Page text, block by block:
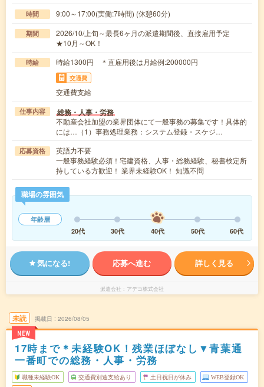
時間 9:00～17:00(実働:7時間) (休憩60分)
期間
2026/10/上旬～最長6ヶ月の派遣期間後、直接雇用予定
★10月～OK！
時給 時給1300円 ＊直雇用後は月給例:200000円
交通費
交通費支給
仕事内容 総務・人事・労務
不動産会社加盟の業界団体にて一般事務の募集です！具体的
には…（1）事務処理業務：システム登録・スケジ…
応募資格
英語力不要
一般事務経験必須！宅建資格、人事・総務経験、秘書検定所
持している方歓迎！ 業界未経験OK！ 知識不問
職場の雰囲気
年齢層
20代
30代 40代 50代 60代
気になる! 応募へ進む 詳しく見る
派遣会社 アデコ株式会社
未読
NEW
掲載日 2026/08/05
17時まで＊未経験OK！残業ほぼなし▼青葉通
一番町での総務・人事・労務
職種未経験OK 交通費別途支給あり 土日祝日が休み WEB登録OK